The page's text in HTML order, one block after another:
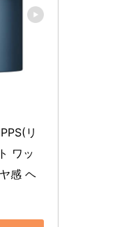
リ
ワッ
感 ヘ